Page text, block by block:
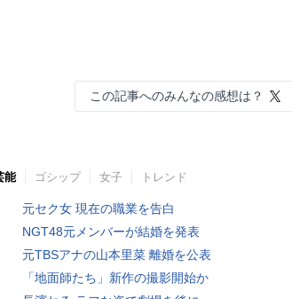
この記事へのみんなの感想は？
能 ゴシップ 女子 トレンド
元セク女 現在の職業を告白
NGT48元メンバーが結婚を発表
元TBSアナの山本里菜 離婚を公表
「地面師たち」新作の撮影開始か